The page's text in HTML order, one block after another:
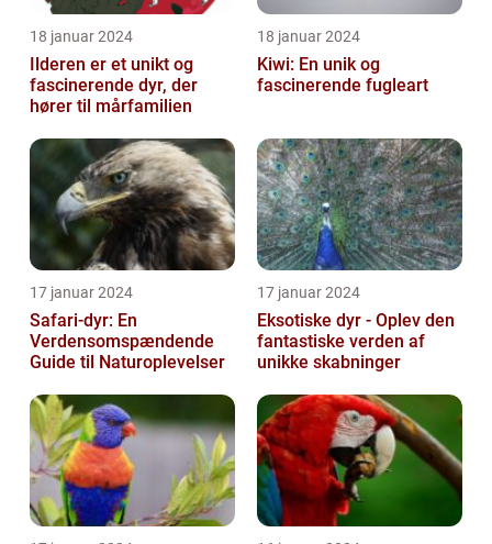
18 januar 2024
Ilderen er et unikt og
fascinerende dyr, der
hører til mårfamilien
18 januar 2024
Kiwi: En unik og
fascinerende fugleart
17 januar 2024
Safari-dyr: En
Verdensomspændende
Guide til Naturoplevelser
17 januar 2024
Eksotiske dyr - Oplev den
fantastiske verden af
unikke skabninger